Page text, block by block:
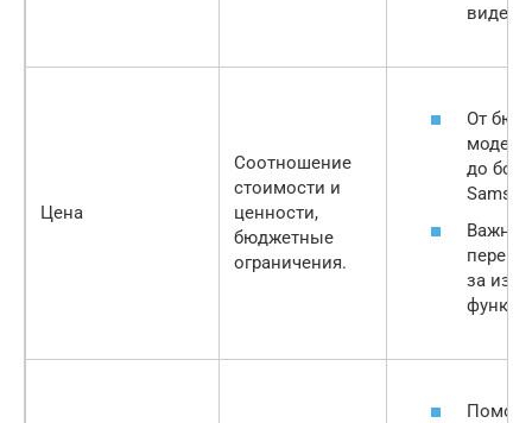
Цена
Соотношение
стоимости и
ценности,
бюджетные
ограничения.
От
до
Важно
за